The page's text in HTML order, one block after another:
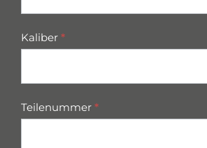
Kaliber *
Teilenummer *